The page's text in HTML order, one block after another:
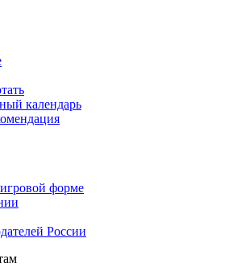
календарь
форме
России